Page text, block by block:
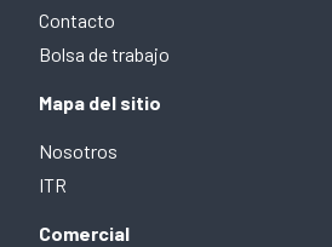
Contacto
Bolsa de trabajo
Mapa del sitio
Nosotros
ITR
Comercial